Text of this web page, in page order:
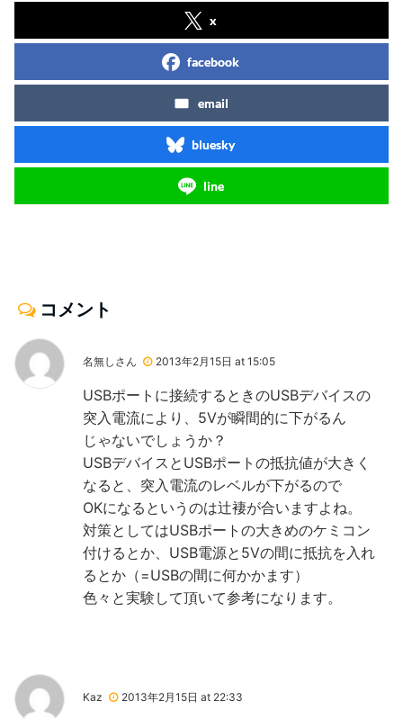
x
facebook
email
bluesky
line
コメント
名無しさん 2013年2月15日 at 15:05
USBポートに接続するときのUSBデバイスの
突入電流により、5Vが瞬間的に下がるん
じゃないでしょうか？
USBデバイスとUSBポートの抵抗値が大きく
なると、突入電流のレベルが下がるので
OKになるというのは辻褄が合いますよね。
対策としてはUSBポートの大きめのケミコン
付けるとか、USB電源と5Vの間に抵抗を入れ
るとか（=USBの間に何かかます）
色々と実験して頂いて参考になります。
Kaz 2013年2月15日 at 22:33